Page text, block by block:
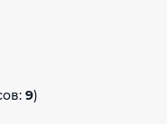
9)